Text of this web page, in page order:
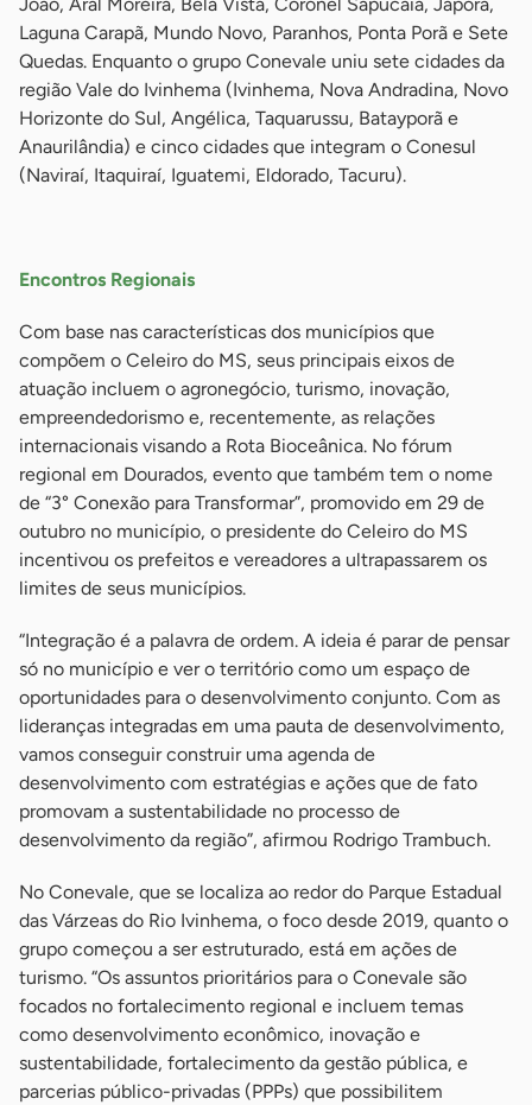
João, Aral Moreira, Bela Vista, Coronel Sapucaia, Japorã,
Laguna Carapã, Mundo Novo, Paranhos, Ponta Porã e Sete
Quedas. Enquanto o grupo Conevale uniu sete cidades da
região Vale do Ivinhema (Ivinhema, Nova Andradina, Novo
Horizonte do Sul, Angélica, Taquarussu, Batayporã e
Anaurilândia) e cinco cidades que integram o Conesul
(Naviraí, Itaquiraí, Iguatemi, Eldorado, Tacuru).
Encontros Regionais
Com base nas características dos municípios que
compõem o Celeiro do MS, seus principais eixos de
atuação incluem o agronegócio, turismo, inovação,
empreendedorismo e, recentemente, as relações
internacionais visando a Rota Bioceânica. No fórum
regional em Dourados, evento que também tem o nome
de “3° Conexão para Transformar”, promovido em 29 de
outubro no município, o presidente do Celeiro do MS
incentivou os prefeitos e vereadores a ultrapassarem os
limites de seus municípios.
“Integração é a palavra de ordem. A ideia é parar de pensar
só no município e ver o território como um espaço de
oportunidades para o desenvolvimento conjunto. Com as
lideranças integradas em uma pauta de desenvolvimento,
vamos conseguir construir uma agenda de
desenvolvimento com estratégias e ações que de fato
promovam a sustentabilidade no processo de
desenvolvimento da região”, afirmou Rodrigo Trambuch.
No Conevale, que se localiza ao redor do Parque Estadual
das Várzeas do Rio Ivinhema, o foco desde 2019, quanto o
grupo começou a ser estruturado, está em ações de
turismo. “Os assuntos prioritários para o Conevale são
focados no fortalecimento regional e incluem temas
como desenvolvimento econômico, inovação e
sustentabilidade, fortalecimento da gestão pública, e
parcerias público-privadas (PPPs) que possibilitem